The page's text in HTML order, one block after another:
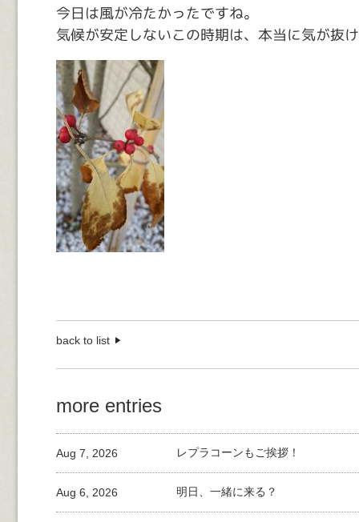
今日は風が冷たかったですね。
気候が安定しないこの時期は、本当に気が抜
back to list
more entries
レプラコーンもご挨拶！
Aug 7, 2026
明日、一緒に来る？
Aug 6, 2026